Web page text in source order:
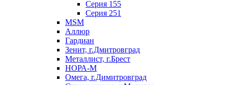
Серия 155
Серия 251
MSM
Аллюр
Гардиан
Зенит, г.Дмитровград
Металлист, г.Брест
НОРА-М
Омега, г.Димитровград